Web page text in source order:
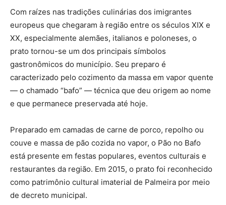
Com raízes nas tradições culinárias dos imigrantes
europeus que chegaram à região entre os séculos XIX e
XX, especialmente alemães, italianos e poloneses, o
prato tornou-se um dos principais símbolos
gastronômicos do município. Seu preparo é
caracterizado pelo cozimento da massa em vapor quente
— o chamado “bafo” — técnica que deu origem ao nome
e que permanece preservada até hoje.
Preparado em camadas de carne de porco, repolho ou
couve e massa de pão cozida no vapor, o Pão no Bafo
está presente em festas populares, eventos culturais e
restaurantes da região. Em 2015, o prato foi reconhecido
como patrimônio cultural imaterial de Palmeira por meio
de decreto municipal.